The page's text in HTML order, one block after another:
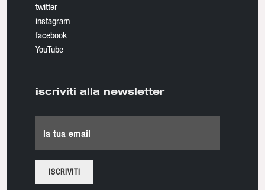
twitter
instagram
facebook
YouTube
iscriviti alla newsletter
la tua email